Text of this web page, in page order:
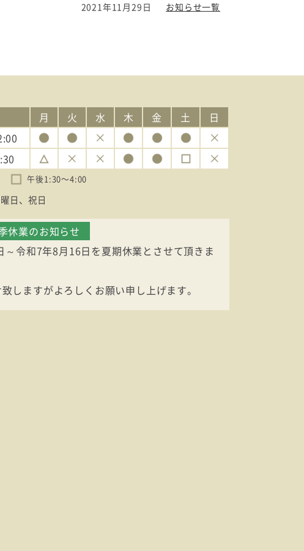
2021年11月29日 お知らせ一覧
月 火 水 木 金 土
日
午後1:30〜4:00
日 祝日
業のお知らせ
～令和7年8月16日を夏期休業とさせて頂きま
しますがよろしくお願い申し上げます。